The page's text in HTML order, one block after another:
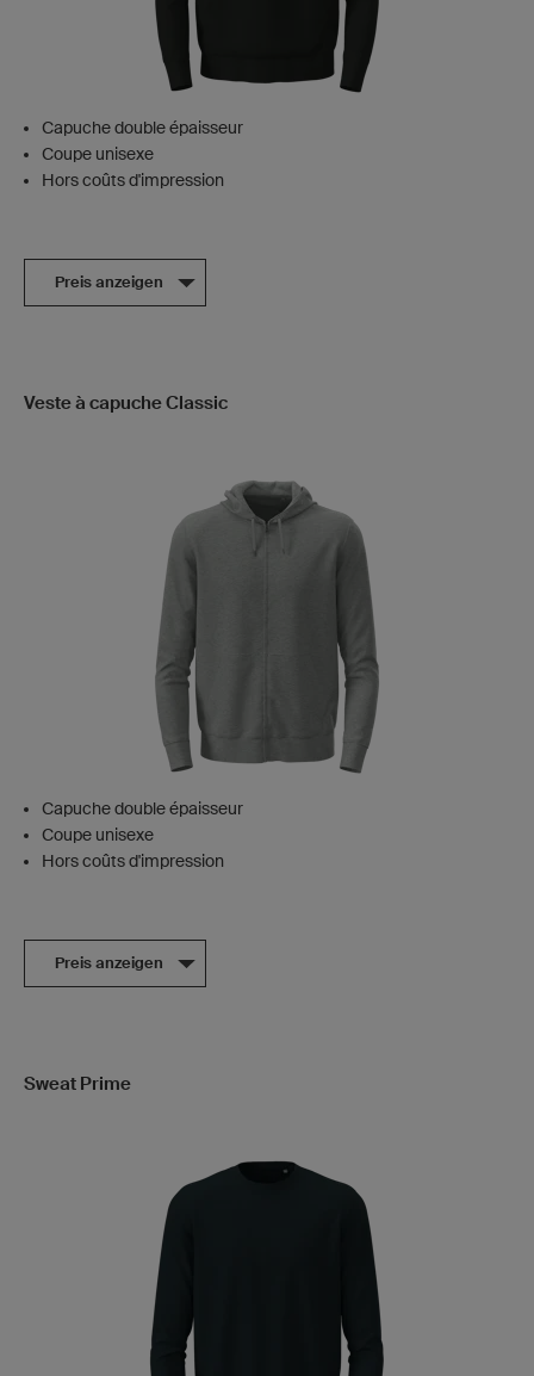
Capuche double épaisseur
Coupe unisexe
Hors coûts d'impression
Preis anzeigen
Veste à capuche Classic
Capuche double épaisseur
Coupe unisexe
Hors coûts d'impression
Preis anzeigen
Sweat Prime